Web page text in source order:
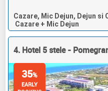
Cazare, Mic Dejun, Dejun si
Cazare + Mic Dejun
4. Hotel 5 stele -
35%
EARLY